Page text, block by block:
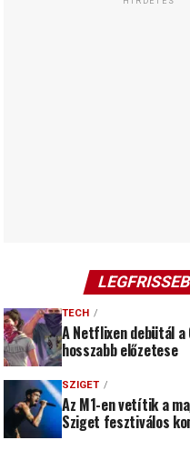
TECH
A Netflixen debütál a
hosszabb előzetese
SZIGET
Az M1-en vetítik a
Sziget fesztiválos